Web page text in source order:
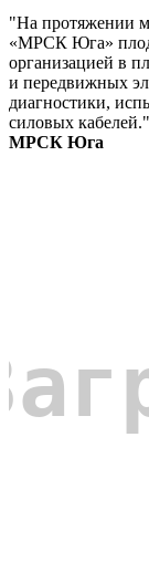
"На протяжении
«МРСК Юга»
организацией в
и передвижных
диагностики,
силовых кабелей."
МРСК Юга